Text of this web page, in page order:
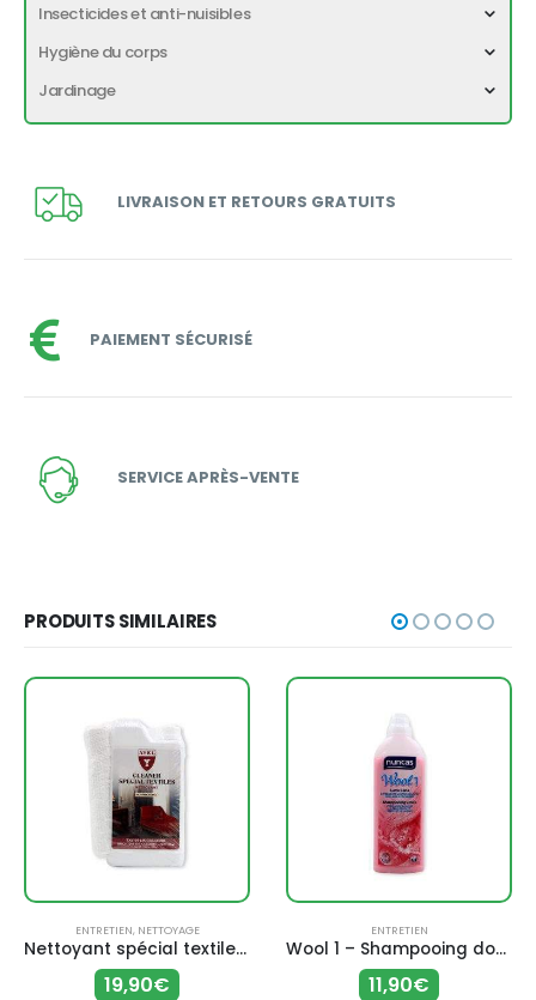
Insecticides et anti-nuisibles
Hygiène du corps
Jardinage
LIVRAISON ET RETOURS GRATUITS
PAIEMENT SÉCURISÉ
SERVICE APRÈS-VENTE
PRODUITS SIMILAIRES
ENTRETIEN, NETTOYAGE
Nettoyant spécial textiles (500 ml) – AVEL
19,90€
ENTRETIEN
Wool 1 – Shampooing doux laine délicate (750 ml) – Nuncas
11,90€